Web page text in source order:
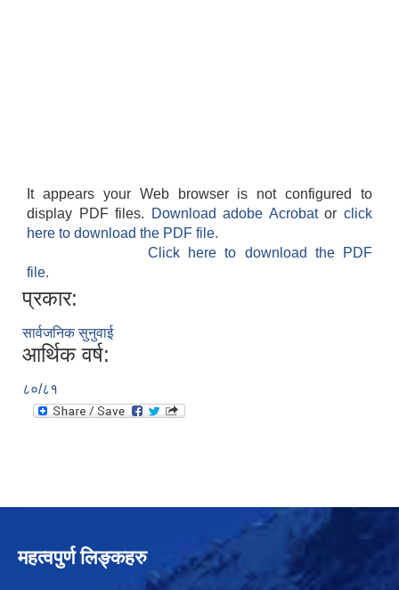
It appears your Web browser is not configured to
display PDF files.
Download adobe Acrobatorclick
here to download the PDF file.
Click here to download the PDF
file.
प्रकार:
सार्वजनिक सुनुवाई
आर्थिक वर्ष:
८०/८१
महत्वपुर्ण लिङ्कहरु